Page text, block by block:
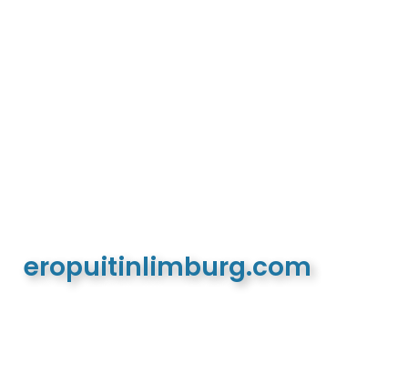
eropuitinlimburg.com